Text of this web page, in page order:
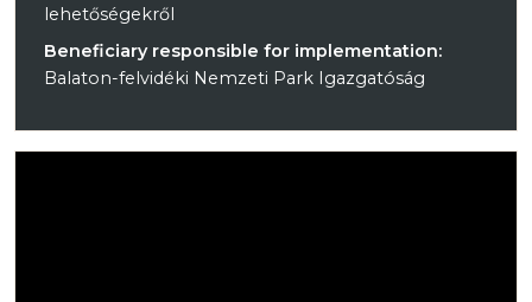
lehetőségekről
Beneficiary responsible for implementation:
Balaton-felvidéki Nemzeti Park Igazgatóság